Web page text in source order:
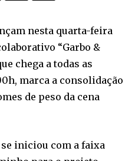
nesta quarta-feira
“Garbo &
chega a todas as
marca a consolidação
de peso da cena
iniciou com a faixa